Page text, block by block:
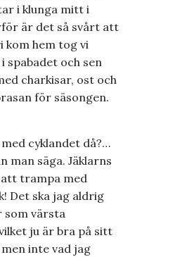
i klunga mitt i
är det så svårt att
kom hem tog vi
och sen
charkisar, ost och
för säsongen.
cyklandet då?…
man säga. Jäklarns
trampa med
Det ska jag aldrig
som värsta
ju är bra på sitt
inte vad jag